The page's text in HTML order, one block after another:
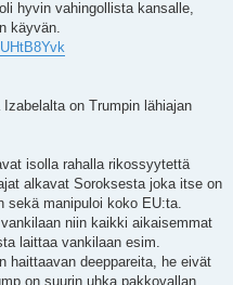
hyvin vahingollista kansalle,
käyvän.
on Trumpin lähiajan
isolla rahalla rikossyytettä
alkavat Soroksesta joka itse on
sekä manipuloi koko EU:ta.
niin kaikki aikaisemmat
laittaa vankilaan esim.
haittaavan deeppareita, he eivät
on suurin uhka pakkovallan